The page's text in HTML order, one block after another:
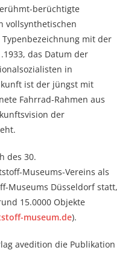
berüchtigte
vollsynthetischen
Typenbezeichnung mit der
das Datum der
in
ist der jüngst mit
Fahrrad-Rahmen aus
der
des 30.
Museums-Vereins als
Museums Düsseldorf statt,
15.0000 Objekte
museum.de).
avedition die Publikation